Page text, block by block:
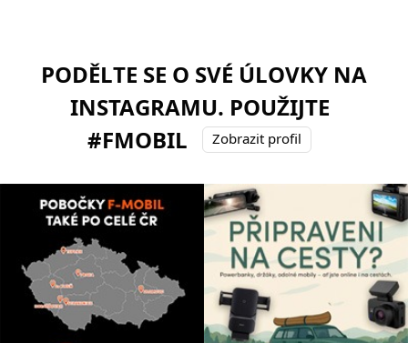
PODĚLTE SE O SVÉ ÚLOVKY NA
INSTAGRAMU. POUŽIJTE
#FMOBIL
Zobrazit profil